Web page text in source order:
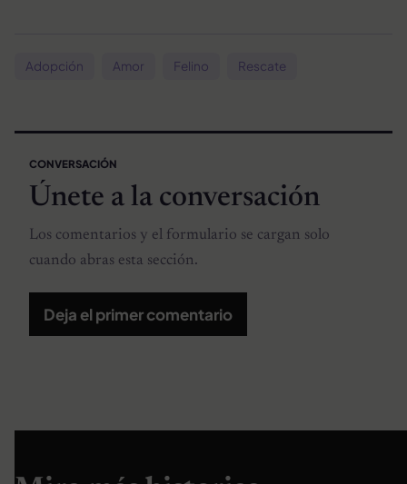
Adopción Amor Felino Rescate
CONVERSACIÓN
Únete a la conversación
Los comentarios y el formulario se cargan solo
cuando abras esta sección.
Deja el primer comentario